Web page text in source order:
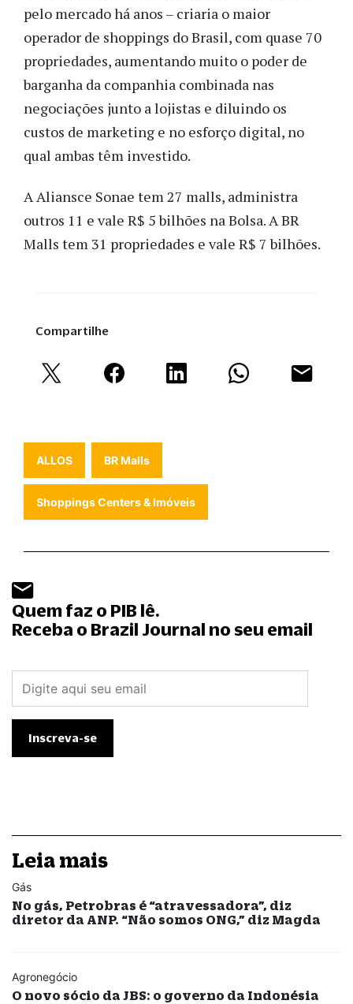
pelo mercado há anos – criaria o maior
operador de shoppings do Brasil, com quase 70
propriedades, aumentando muito o poder de
barganha da companhia combinada nas
negociações junto a lojistas e diluindo os
custos de marketing e no esforço digital, no
qual ambas têm investido.
A Aliansce Sonae tem 27 malls, administra
outros 11 e vale R$ 5 bilhões na Bolsa. A BR
Malls tem 31 propriedades e vale R$ 7 bilhões.
Compartilhe
ALLOS BR Malls
Shoppings Centers & Imóveis
Quem faz o PIB lê.
Receba o Brazil Journal no seu email
Leia mais
Gás
No gás, Petrobras é “atravessadora”, diz
diretor da ANP. “Não somos ONG,” diz Magda
Agronegócio
O novo sócio da JBS: o governo da Indonésia